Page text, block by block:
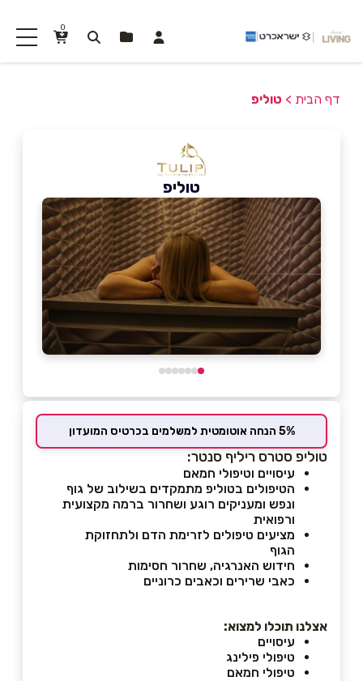
0
דף הבית > טוליפ
טוליפ
5% הנחה אוטומטית למשלמים בכרטיס המועדון
טוליפ סטרס ריליף סנטר:
עיסויים וטיפולי חמאם
הטיפולים בטוליפ מתמקדים בשילוב של גוף
ונפש ומעניקים רוגע ושחרור ברמה מקצועית
ורפואית
מציעים טיפולים לזרימת הדם ולתחזוקת
הגוף
חידוש האנרגיה, שחרור חסימות
כאבי שרירים וכאבים כרוניים
אצלנו תוכלו למצוא:
עיסויים
טיפולי פילינג
טיפולי חמאם